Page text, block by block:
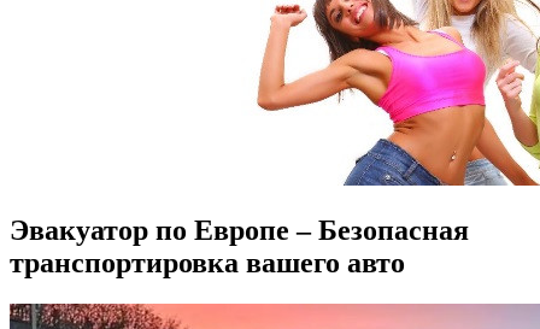
Эвакуатор по Европе – Безопасная
транспортировка вашего авто